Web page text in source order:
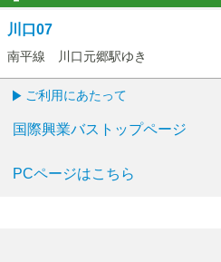
11
川口07
南平線 川口元郷駅ゆき
ご利用にあたって
国際興業バストップページ
PCページはこちら